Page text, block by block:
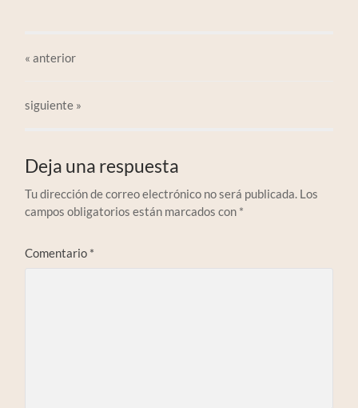
«anterior
siguiente »
Deja una respuesta
Tu dirección de correo electrónico no será publicada. Los
campos obligatorios están marcados con *
Comentario *